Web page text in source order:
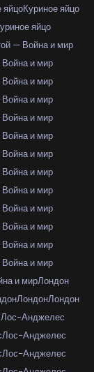
яйцоКуриное яйцо
яйцо
— Война и мир
и мир
и мир
и мир
и мир
и мир
и мир
и мир
и мир
и мир
и мир
и мир
и мир
и мирЛондон
ЛондонЛондон
Лос-Анджелес
Лос-Анджелес
Лос-Анджелес